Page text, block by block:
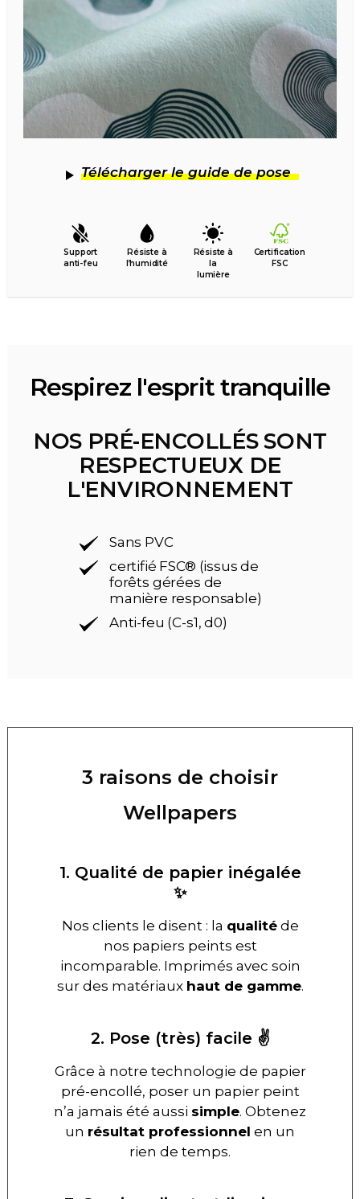
Télécharger le guide de pose
Support
anti-feu
Résiste à
l’humidité
Résiste à
la
lumière
Certification
FSC
Respirez l'esprit tranquille
NOS PRÉ-ENCOLLÉS SONT
RESPECTUEUX DE
L'ENVIRONNEMENT
Sans PVC
certifié FSC® (issus de
forêts gérées de
manière responsable)
Anti-feu (C-s1, d0)
3 raisons de choisir
Wellpapers
1. Qualité de papier inégalée
✨
Nos clients le disent : la qualitéde
nos papiers peints est
incomparable. Imprimés avec soin
sur des matériaux haut de gamme.
2. Pose (très) facile ✌️
Grâce à notre technologie de papier
pré-encollé, poser un papier peint
n’a jamais été aussi simple. Obtenez
un résultat professionnel en un
rien de temps.